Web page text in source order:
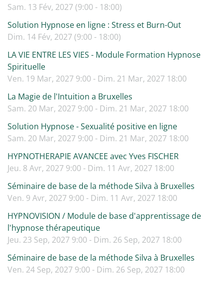
Sam. 13 Fév, 2027 (9:00 - 18:00)
Solution Hypnose en ligne : Stress et Burn-Out
Dim. 14 Fév, 2027 (9:00 - 18:00)
LA VIE ENTRE LES VIES - Module Formation Hypnose
Spirituelle
Ven. 19 Mar, 2027 9:00 - Dim. 21 Mar, 2027 18:00
La Magie de l'Intuition a Bruxelles
Sam. 20 Mar, 2027 9:00 - Dim. 21 Mar, 2027 18:00
Solution Hypnose - Sexualité positive en ligne
Sam. 20 Mar, 2027 9:00 - Dim. 21 Mar, 2027 18:00
HYPNOTHERAPIE AVANCEE avec Yves FISCHER
Jeu. 8 Avr, 2027 9:00 - Dim. 11 Avr, 2027 18:00
Séminaire de base de la méthode Silva à Bruxelles
Ven. 9 Avr, 2027 9:00 - Dim. 11 Avr, 2027 18:00
HYPNOVISION / Module de base d'apprentissage de
l'hypnose thérapeutique
Jeu. 23 Sep, 2027 9:00 - Dim. 26 Sep, 2027 18:00
Séminaire de base de la méthode Silva à Bruxelles
Ven. 24 Sep, 2027 9:00 - Dim. 26 Sep, 2027 18:00